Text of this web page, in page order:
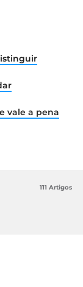
vale a pena
111 Artigos